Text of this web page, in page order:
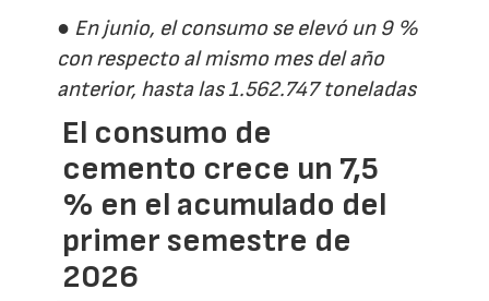
● En junio, el consumo se elevó un 9 %
con respecto al mismo mes del año
anterior, hasta las 1.562.747 toneladas
El consumo de
cemento crece un 7,5
% en el acumulado del
primer semestre de
2026